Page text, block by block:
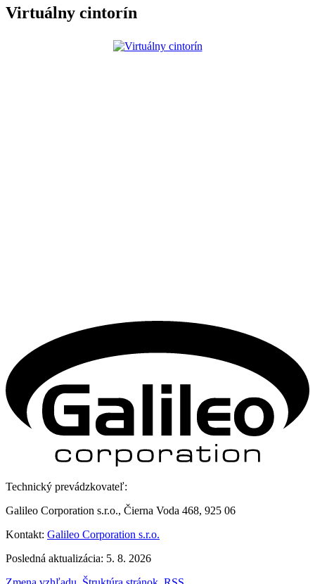
Virtuálny cintorín
Technický prevádzkovateľ:
Galileo Corporation s.r.o., Čierna Voda 468, 925 06
Kontakt: Galileo Corporation s.r.o.
Posledná aktualizácia: 5. 8. 2026